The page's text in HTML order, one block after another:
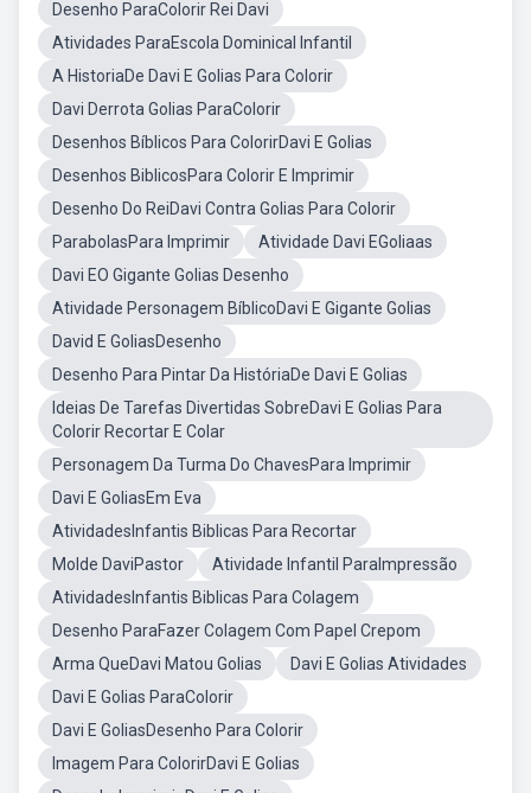
Desenho ParaColorir Rei Davi
Atividades ParaEscola Dominical Infantil
A HistoriaDe Davi E Golias Para Colorir
Davi Derrota Golias ParaColorir
Desenhos Bíblicos Para ColorirDavi E Golias
Desenhos BiblicosPara Colorir E Imprimir
Desenho Do ReiDavi Contra Golias Para Colorir
ParabolasPara Imprimir
Atividade Davi EGoliaas
Davi EO Gigante Golias Desenho
Atividade Personagem BíblicoDavi E Gigante Golias
David E GoliasDesenho
Desenho Para Pintar Da HistóriaDe Davi E Golias
Ideias De Tarefas Divertidas SobreDavi E Golias Para
Colorir Recortar E Colar
Personagem Da Turma Do ChavesPara Imprimir
Davi E GoliasEm Eva
AtividadesInfantis Biblicas Para Recortar
Molde DaviPastor
Atividade Infantil ParaImpressão
AtividadesInfantis Biblicas Para Colagem
Desenho ParaFazer Colagem Com Papel Crepom
Arma QueDavi Matou Golias
Davi E Golias Atividades
Davi E Golias ParaColorir
Davi E GoliasDesenho Para Colorir
Imagem Para ColorirDavi E Golias